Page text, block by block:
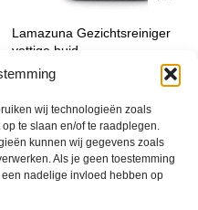
wij technologieën zoals
te slaan en/of te raadplegen.
kunnen wij gegevens zoals
Als je geen toestemming
nadelige invloed hebben op
Lamazuna Gezichtsreiniger
vettige huid
€11,90